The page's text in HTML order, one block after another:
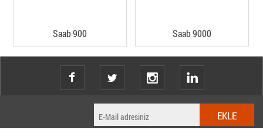
Saab 900 Saab 9000